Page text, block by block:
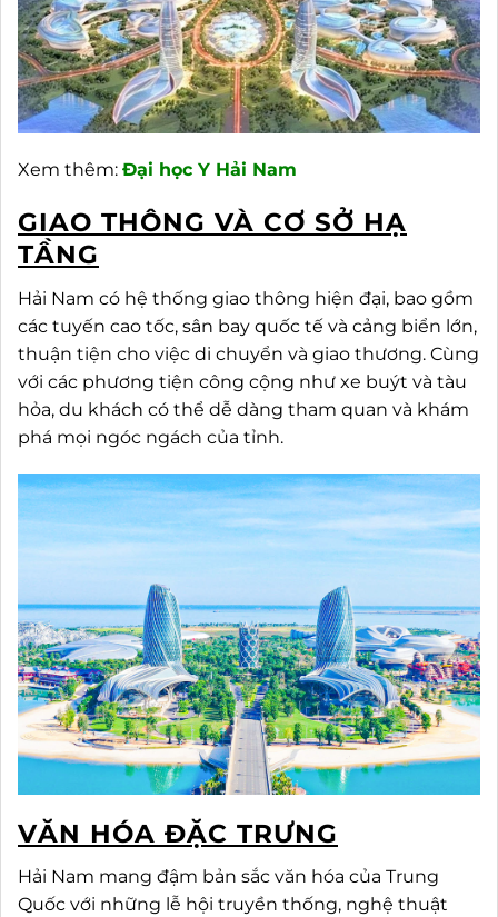
Xem thêm: Đại học Y Hải Nam
GIAO THÔNG VÀ CƠ SỞ HẠ
TẦNG
Hải Nam có hệ thống giao thông hiện đại, bao gồm
các tuyến cao tốc, sân bay quốc tế và cảng biển lớn,
thuận tiện cho việc di chuyển và giao thương. Cùng
với các phương tiện công cộng như xe buýt và tàu
hỏa, du khách có thể dễ dàng tham quan và khám
phá mọi ngóc ngách của tỉnh.
VĂN HÓA ĐẶC TRƯNG
Hải Nam mang đậm bản sắc văn hóa của Trung
Quốc với những lễ hội truyền thống, nghệ thuật